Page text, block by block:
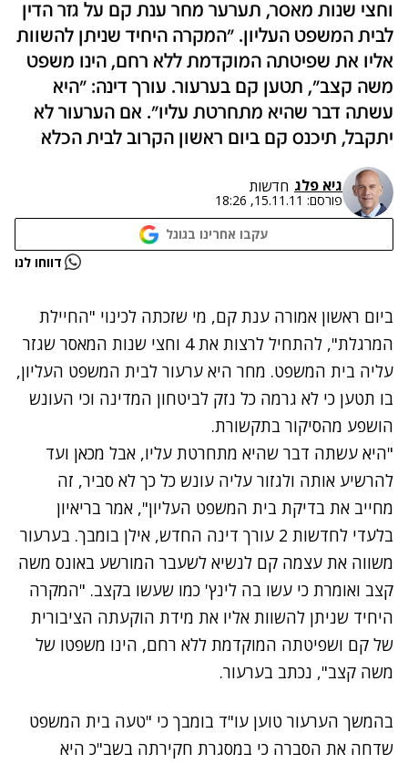
וחצי שנות מאסר, תערער מחר ענת קם על גזר הדין
לבית המשפט העליון. "המקרה היחיד שניתן להשוות
אליו את שפיטתה המוקדמת ללא רחם, הינו משפט
משה קצב", תטען קם בערעור. עורך דינה: "היא
עשתה דבר שהיא מתחרטת עליו". אם הערעור לא
יתקבל, תיכנס קם ביום ראשון הקרוב לבית הכלא
גיא פלג חדשות
פורסם: 15.11.11, 18:26
עקבו אחרינו בגוגל
נתקלנו בבעיה דווחו לנו
ביום ראשון אמורה ענת קם, מי שזכתה לכינוי "החיילת
המרגלת", להתחיל לרצות את 4 וחצי שנות המאסר שגזר
עליה בית המשפט. מחר היא ערעור לבית המשפט העליון,
בו תטען כי לא גרמה כל נזק לביטחון המדינה וכי העונש
הושפע מהסיקור בתקשורת.
"היא עשתה דבר שהיא מתחרטת עליו, אבל מכאן ועד
להרשיע אותה ולגזור עליה עונש כל כך לא סביר, זה
מחייב את בדיקת בית המשפט העליון", אמר בריאיון
בלעדי לחדשות 2 עורך דינה החדש, אילן בומבך. בערעור
משווה את עצמה קם לנשיא לשעבר המורשע באונס משה
קצב ואומרת כי עשו בה לינץ' כמו שעשו בקצב. "המקרה
היחיד שניתן להשוות אליו את מידת הוקעתה הציבורית
של קם ושפיטתה המוקדמת ללא רחם, הינו משפטו של
משה קצב", נכתב בערעור.
בהמשך הערעור טוען עו"ד בומבך כי "טעה בית המשפט
שדחה את הסברה כי במסגרת חקירתה בשב"כ היא